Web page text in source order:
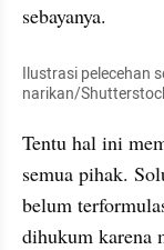
sebayanya.
Ilustrasi pelecehan
narikan/
Tentu hal ini
semua pihak.
belum
dihukum karena